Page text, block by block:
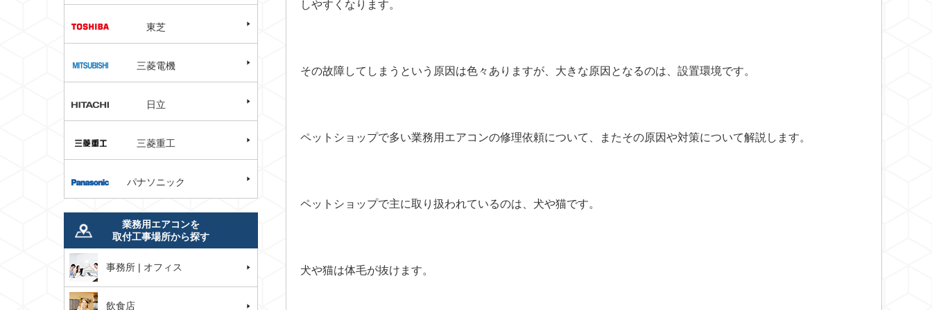
しやすくなります。
その故障してしまうという原因は色々ありますが、大きな原因となるのは、設置環境です。
ペットショップで多い業務用エアコンの修理依頼について、またその原因や対策について解説します。
ペットショップで主に取り扱われているのは、犬や猫です。
犬や猫は体毛が抜けます。
東芝
三菱電機
日立
三菱重工
パナソニック
業務用エアコンを
取付工事場所から探す
事務所 | オフィス
飲食店